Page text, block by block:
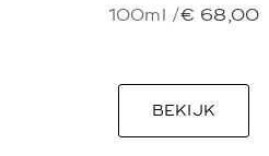
100ml /€ 68,00
BEKIJK